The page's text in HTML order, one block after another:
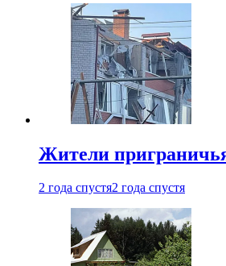
Жители
2 года спустя2 года спустя